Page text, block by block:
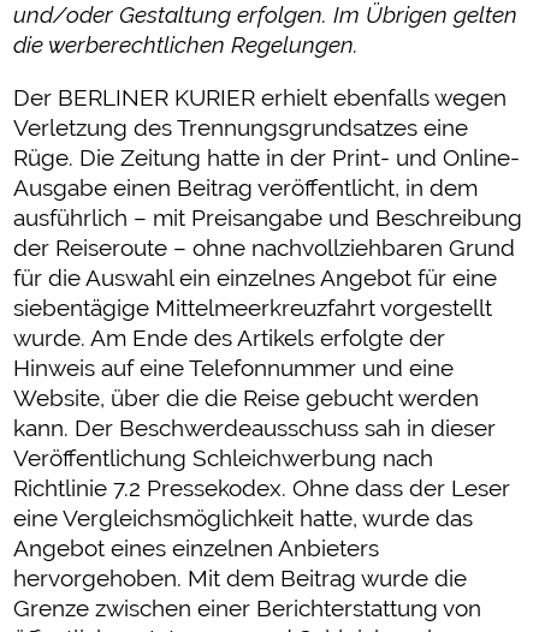
und/oder Gestaltung erfolgen. Im Übrigen gelten
die werberechtlichen Regelungen.
Der BERLINER KURIER erhielt ebenfalls wegen
Verletzung des Trennungsgrundsatzes eine
Rüge. Die Zeitung hatte in der Print- und Online-
Ausgabe einen Beitrag veröffentlicht, in dem
ausführlich – mit Preisangabe und Beschreibung
der Reiseroute – ohne nachvollziehbaren Grund
für die Auswahl ein einzelnes Angebot für eine
siebentägige Mittelmeerkreuzfahrt vorgestellt
wurde. Am Ende des Artikels erfolgte der
Hinweis auf eine Telefonnummer und eine
Website, über die die Reise gebucht werden
kann. Der Beschwerdeausschuss sah in dieser
Veröffentlichung Schleichwerbung nach
Richtlinie 7.2 Pressekodex. Ohne dass der Leser
eine Vergleichsmöglichkeit hatte, wurde das
Angebot eines einzelnen Anbieters
hervorgehoben. Mit dem Beitrag wurde die
Grenze zwischen einer Berichterstattung von